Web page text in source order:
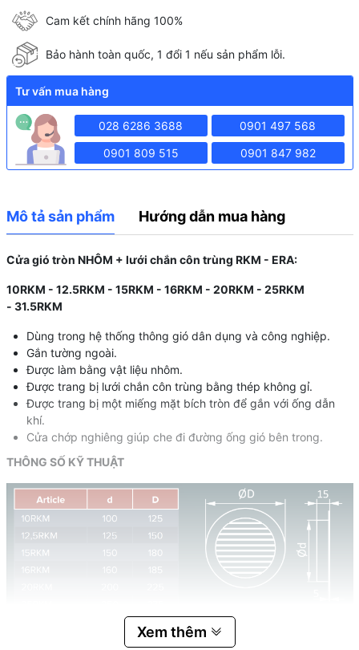
Cam kết chính hãng 100%
Bảo hành toàn quốc, 1 đổi 1 nếu sản phẩm lỗi.
Tư vấn mua hàng
028 6286 3688 0901 497 568
0901 809 515 0901 847 982
Mô tả sản phẩm Hướng dẫn mua hàng
Cửa gió tròn NHÔM + lưới chắn côn trùng RKM - ERA:
10RKM - 12.5RKM - 15RKM - 16RKM - 20RKM - 25RKM
- 31.5RKM
Dùng trong hệ thống thông gió dân dụng và công nghiệp.
Gắn tường ngoài.
Được làm bằng vật liệu nhôm.
Được trang bị lưới chắn côn trùng bằng thép không gỉ.
Được trang bị một miếng mặt bích tròn để gắn với ống dẫn
khí.
Cửa chớp nghiêng giúp che đi đường ống gió bên trong.
THÔNG SỐ KỸ THUẬT
Xem thêm